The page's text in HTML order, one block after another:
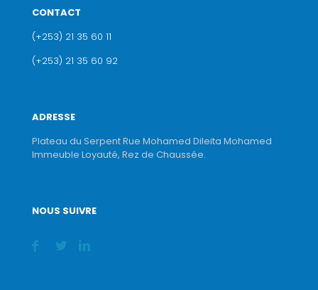
CONTACT
(+253) 21 35 60 11
(+253) 21 35 60 92
ADRESSE
Plateau du Serpent Rue Mohamed Dileita Mohamed
Immeuble Loyauté, Rez de Chaussée.
NOUS SUIVRE